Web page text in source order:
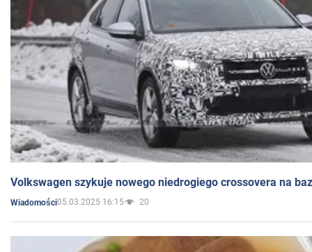
Volkswagen szykuje nowego niedrogiego crossovera na
Wiadomości05.03.2025 16:15 20